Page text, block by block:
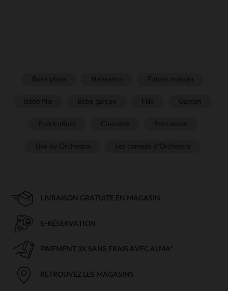
LIVRAISON GRATUITE EN MAGASIN
E-RÉSERVATION
PAIEMENT 3X SANS FRAIS AVEC ALMA*
RETROUVEZ LES MAGASINS